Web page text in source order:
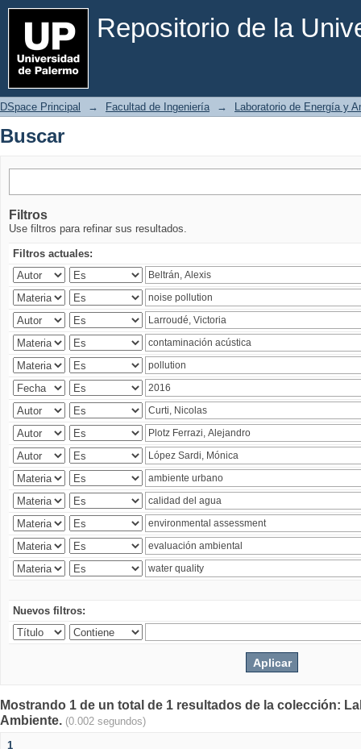
Repositorio de la
Buscar
DSpace Principal → Facultad de Ingeniería → Laboratorio de Energía y
Buscar
Filtros
Use filtros para refinar sus resultados.
Filtros actuales:
Nuevos filtros:
Mostrando 1 de un total de 1 resultados de la colección:
Ambiente. (0.002 segundos)
1